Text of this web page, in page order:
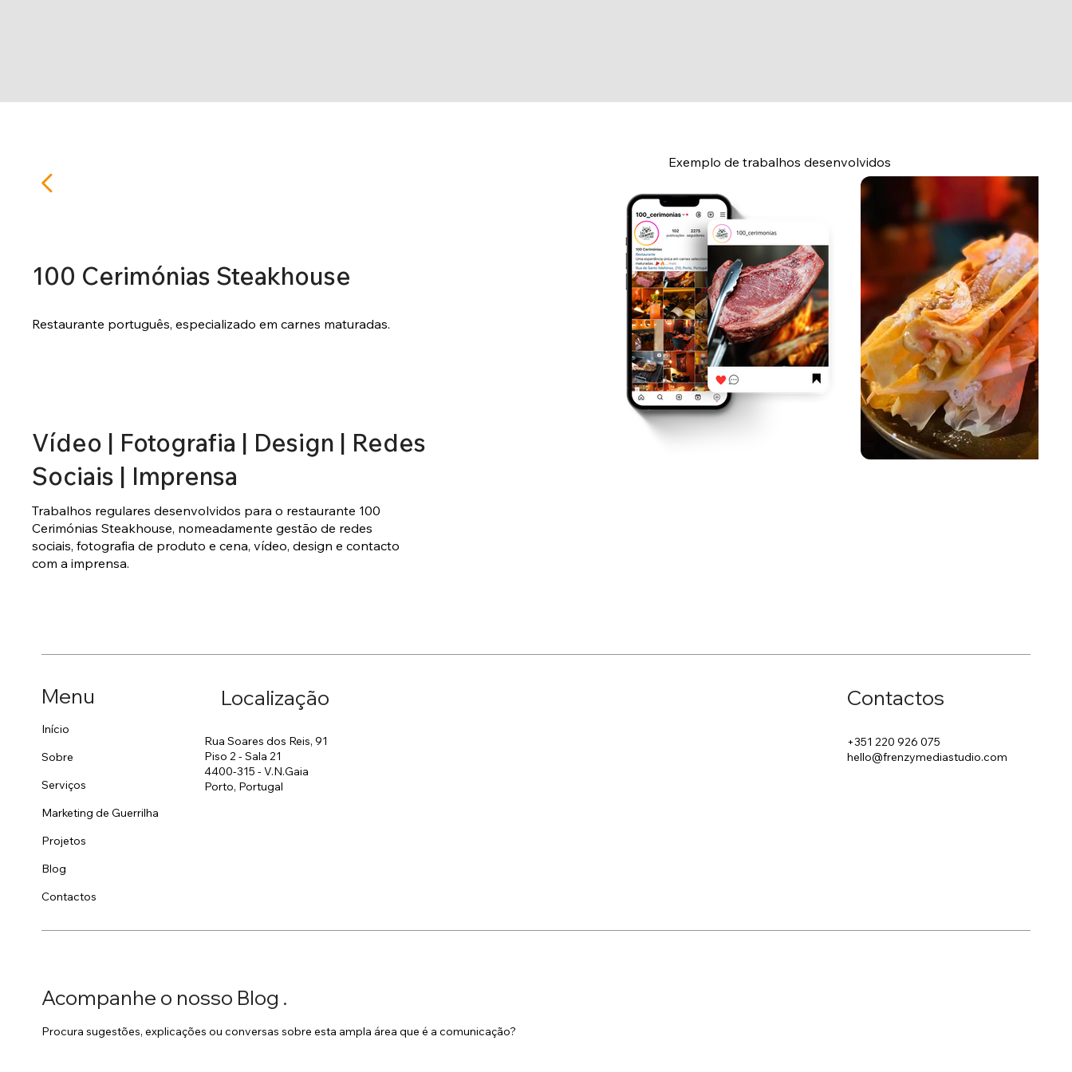
100 Cerimónias Steakhouse
Restaurante português, especializado em carnes maturadas.
Vídeo | Fotografia | Design | Redes
Sociais | Imprensa
Trabalhos regulares desenvolvidos para o restaurante 100
Cerimónias Steakhouse, nomeadamente gestão de redes
sociais, fotografia de produto e cena, vídeo, design e contacto
com a imprensa.
Exemplo de trabalhos desenvolvidos
Menu
Início
Sobre
Serviços
Marketing de Guerrilha
Projetos
Blog
Contactos
Localização
Rua Soares dos Reis, 91
Piso 2 - Sala 21
4400-315 - V.N.Gaia
Porto, Portugal
Acompanhe o nosso Blog .
Procura sugestões, explicações ou conversas sobre esta ampla área que é a comunicação?
Contactos
+351 220 926 075
hello@frenzymediastudio.com